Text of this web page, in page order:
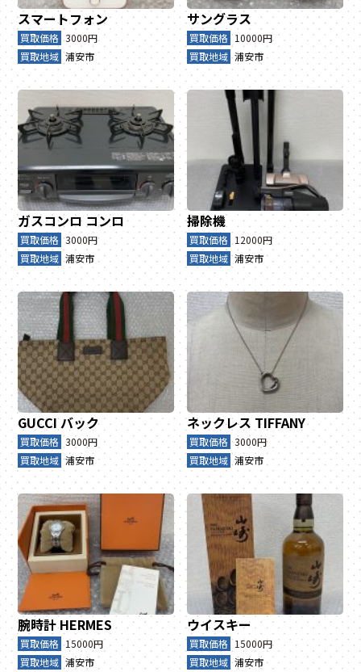
スマートフォン
買取価格 3000円
買取地域 浦安市
サングラス
買取価格 10000円
買取地域 浦安市
ガスコンロ コンロ
買取価格 3000円
買取地域 浦安市
掃除機
買取価格 12000円
買取地域 浦安市
GUCCI バック
買取価格 3000円
買取地域 浦安市
ネックレス TIFFANY
買取価格 3000円
買取地域 浦安市
腕時計 HERMES
買取価格 15000円
買取地域 浦安市
ウイスキー
買取価格 15000円
買取地域 浦安市